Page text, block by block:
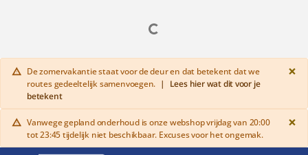
warning De zomervakantie staat voor de deur en dat betekent dat we
routes gedeeltelijk samenvoegen. |
Lees hier wat dit voor je
betekent
×
warning Vanwege gepland onderhoud is onze webshop vrijdag van 20:00
tot 23:45 tijdelijk niet beschikbaar. Excuses voor het ongemak.
×